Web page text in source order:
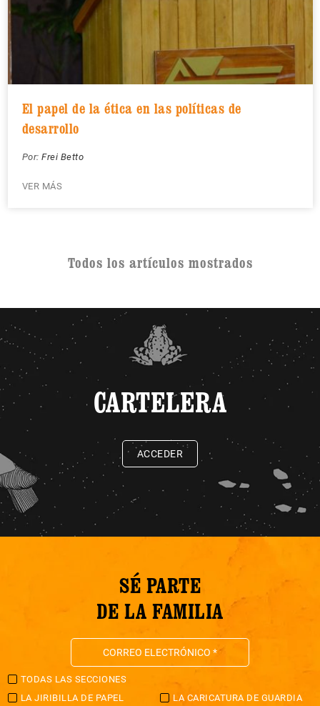
El papel de la ética en las políticas de
desarrollo
Por: Frei Betto
VER MÁS
Todos los artículos mostrados
CARTELERA
ACCEDER
SÉ PARTE
DE LA FAMILIA
TODAS LAS SECCIONES
LA JIRIBILLA DE PAPEL
LA CARICATURA DE GUARDIA